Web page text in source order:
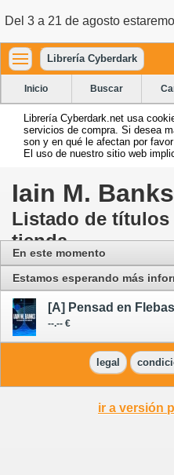
Del 3 a 21 de agosto
Librería Cyberdark
Inicio Buscar
Librería Cyberdark.net usa
servicios de compra. Si desea
son y en qué le afectan por
El uso de nuestro sitio web
Iain M. Banks
Listado de
tienda
En este momento
Estamos esperando más
--.-- €
legal
ir a versión